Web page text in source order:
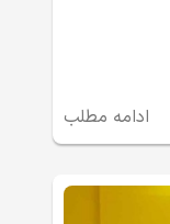
ادامه مطلب